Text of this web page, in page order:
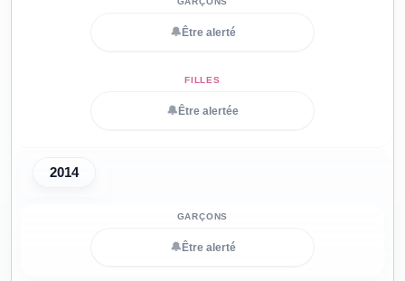
🔔 Être alerté
🔔 Être alertée
2014
🔔 Être alerté